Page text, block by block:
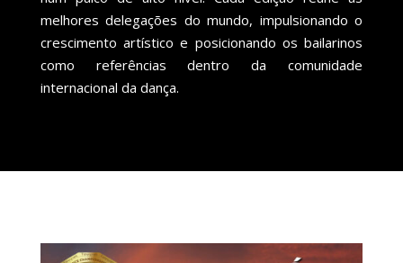
melhores delegações do mundo, impulsionando o
crescimento artístico e posicionando os bailarinos
como referências dentro da comunidade
internacional da dança.